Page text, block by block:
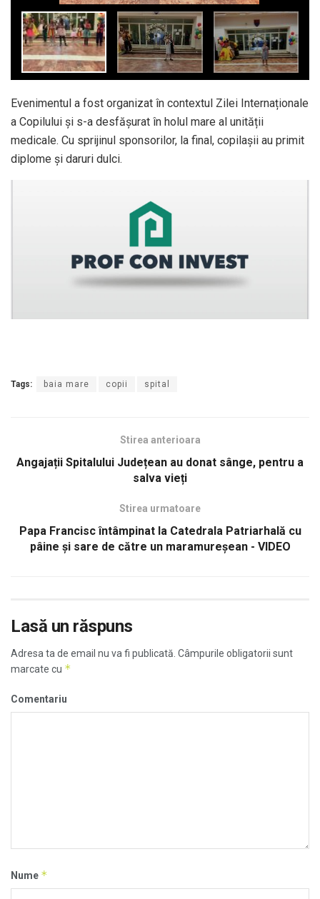
Evenimentul a fost organizat în contextul Zilei Internaționale
a Copilului și s-a desfășurat în holul mare al unității
medicale. Cu sprijinul sponsorilor, la final, copilașii au primit
diplome și daruri dulci.
Tags: baia mare copii spital
Stirea anterioara
Angajații Spitalului Județean au donat sânge, pentru a
salva vieți
Stirea urmatoare
Papa Francisc întâmpinat la Catedrala Patriarhală cu
pâine și sare de către un maramureșean - VIDEO
Lasă un răspuns
Adresa ta de email nu va fi publicată. Câmpurile obligatorii sunt
marcate cu *
Comentariu
Nume *